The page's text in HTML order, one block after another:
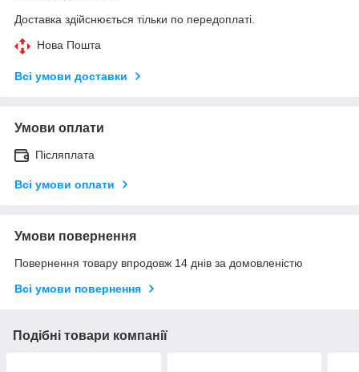
Доставка здійснюється тільки по передоплаті.
Нова Пошта
Всі умови доставки
Умови оплати
Післяплата
Всі умови оплати
Умови повернення
Повернення товару впродовж 14 днів за домовленістю
Всі умови повернення
Подібні товари компанії